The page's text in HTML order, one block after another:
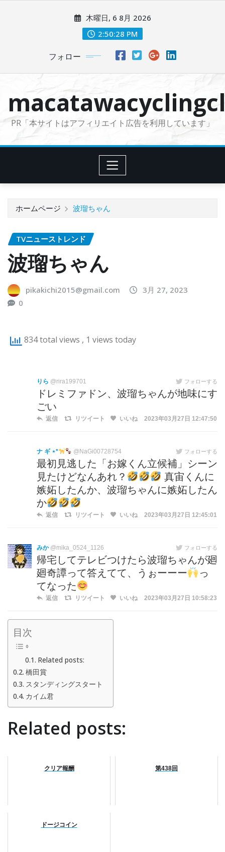
に
木曜日, 6 8月 2026
2:50:30 PM
フォロー
PR「本サイトはアフィリエイト広告を利用しています」
ホームページ 波瑠ちゃん
TVニューストレンド
波瑠ちゃん
pikakichi2015@gmail.com
3月 27, 2023
0
834 total views , 1 views today
りら @rira199701 フォローする
ドレミファドン、波瑠ちゃんが地味にす
ごい
返信 リツイート いいね 2023年03月27日 12:47:50
ナ ギ ⋆* @NaGi00728754 フォローする
最初見逃した「お嫁くん立候補」シーン
見たけどなんあれ？
真宙くんに
嫉妬したんか、波瑠ちゃんに嫉妬したん
か
返信 リツイート いいね 2023年03月27日 12:45:01
みか @mika_0524_1126 フォローする
帰宅してテレビつけたら波瑠ちゃんが廻
廻奇譚って答えてて、うぉーーー
っ
てなった
返信 リツイート いいね 2023年03月27日 10:58:23
目次
Related posts:
橋田賞
スタンディングスタート
カイム君
Related posts:
クリア報酬 第438回
ドージコイン